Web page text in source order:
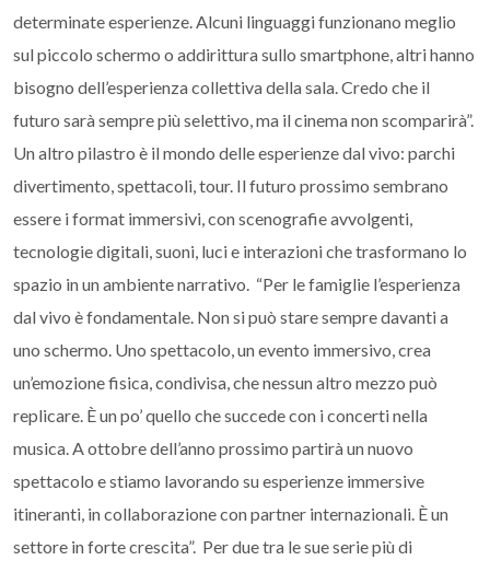
determinate esperienze. Alcuni linguaggi funzionano meglio
sul piccolo schermo o addirittura sullo smartphone, altri hanno
bisogno dell’esperienza collettiva della sala. Credo che il
futuro sarà sempre più selettivo, ma il cinema non scomparirà”.
Un altro pilastro è il mondo delle esperienze dal vivo: parchi
divertimento, spettacoli, tour. Il futuro prossimo sembrano
essere i format immersivi, con scenografie avvolgenti,
tecnologie digitali, suoni, luci e interazioni che trasformano lo
spazio in un ambiente narrativo. “Per le famiglie l’esperienza
dal vivo è fondamentale. Non si può stare sempre davanti a
uno schermo. Uno spettacolo, un evento immersivo, crea
un’emozione fisica, condivisa, che nessun altro mezzo può
replicare. È un po’ quello che succede con i concerti nella
musica. A ottobre dell’anno prossimo partirà un nuovo
spettacolo e stiamo lavorando su esperienze immersive
itineranti, in collaborazione con partner internazionali. È un
settore in forte crescita”. Per due tra le sue serie più di